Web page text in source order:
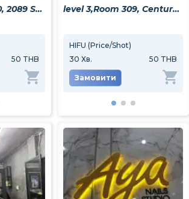
Level 3, Room 310, 2089 Sukhumvit Rd, Khwaeng Phra Khanong Nuea, Watthana, Krung Thep Maha Nakhon 10260, Thailand
50 THB
ฉีดสิว (Price/Acne)
Хв. 100 THB
Замовити
45
level 3,Room 309, Century The Movie Plaza, 15 Phaya Thai Rd, Khwaeng Thanon Phaya Thai, Khet Ratchathewi, Krung Thep Maha Nakhon 10400, Thailand
HIFU (Price/Shot)
30 Хв. 50 THB
Замовити